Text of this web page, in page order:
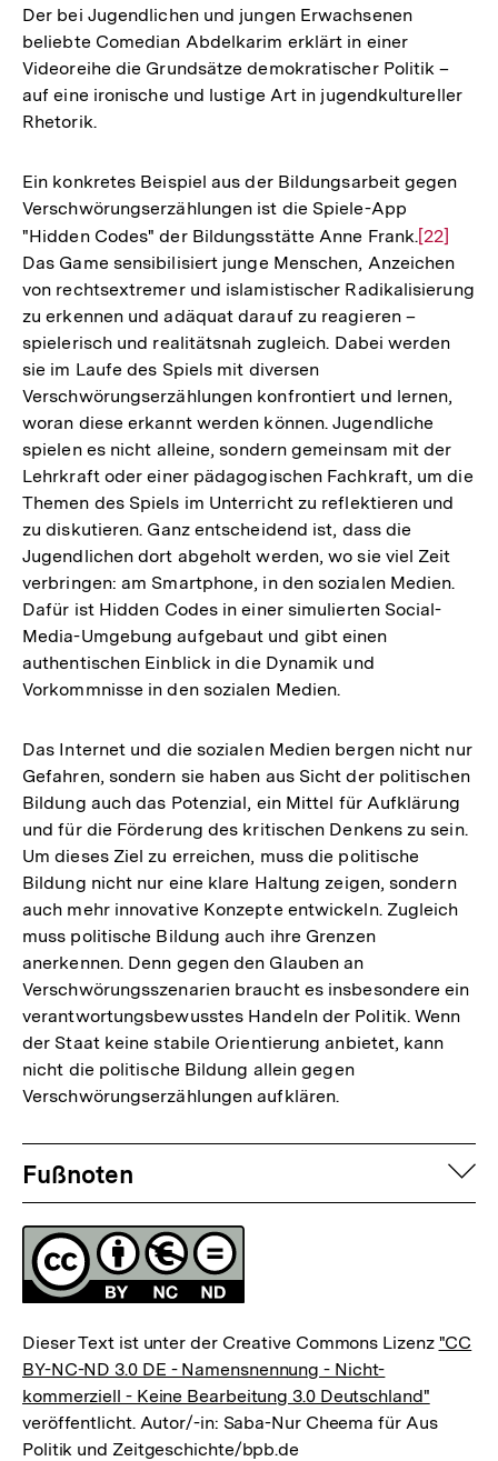
Fußnote
Der bei Jugendlichen und jungen Erwachsenen
beliebte Comedian Abdelkarim erklärt in einer
Videoreihe die Grundsätze demokratischer Politik –
auf eine ironische und lustige Art in jugendkultureller
Rhetorik.
Ein konkretes Beispiel aus der Bildungsarbeit gegen
Verschwörungserzählungen ist die Spiele-App
"Hidden Codes" der Bildungsstätte Anne Frank.Zur
der
[22]
Das Game sensibilisiert junge Menschen, Anzeichen
von rechtsextremer und islamistischer Radikalisierung
zu erkennen und adäquat darauf zu reagieren –
spielerisch und realitätsnah zugleich. Dabei werden
sie im Laufe des Spiels mit diversen
Verschwörungserzählungen konfrontiert und lernen,
woran diese erkannt werden können. Jugendliche
spielen es nicht alleine, sondern gemeinsam mit der
Lehrkraft oder einer pädagogischen Fachkraft, um die
Themen des Spiels im Unterricht zu reflektieren und
zu diskutieren. Ganz entscheidend ist, dass die
Jugendlichen dort abgeholt werden, wo sie viel Zeit
verbringen: am Smartphone, in den sozialen Medien.
Dafür ist Hidden Codes in einer simulierten Social-
Media-Umgebung aufgebaut und gibt einen
authentischen Einblick in die Dynamik und
Vorkommnisse in den sozialen Medien.
Das Internet und die sozialen Medien bergen nicht nur
Gefahren, sondern sie haben aus Sicht der politischen
Bildung auch das Potenzial, ein Mittel für Aufklärung
und für die Förderung des kritischen Denkens zu sein.
Um dieses Ziel zu erreichen, muss die politische
Bildung nicht nur eine klare Haltung zeigen, sondern
auch mehr innovative Konzepte entwickeln. Zugleich
muss politische Bildung auch ihre Grenzen
anerkennen. Denn gegen den Glauben an
Verschwörungsszenarien braucht es insbesondere ein
verantwortungsbewusstes Handeln der Politik. Wenn
der Staat keine stabile Orientierung anbietet, kann
nicht die politische Bildung allein gegen
Verschwörungserzählungen aufklären.
Fussnoten
Fußnoten
Lizenz
Dieser Text ist unter der Creative Commons Lizenz "CC
BY-NC-ND 3.0 DE - Namensnennung - Nicht-
kommerziell - Keine Bearbeitung 3.0 Deutschland"
veröffentlicht. Autor/-in: Saba-Nur Cheema für Aus
Politik und Zeitgeschichte/bpb.de